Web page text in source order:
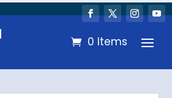
0 Items